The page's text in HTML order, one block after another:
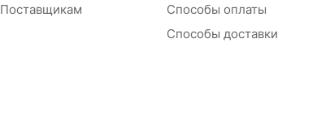
Поставщикам
Способы оплаты
Способы доставки